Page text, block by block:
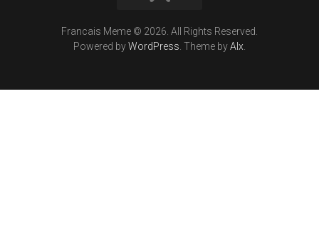
Francais Meme © 2026. All Rights Reserved.
Powered byWordPress . Theme byAlx